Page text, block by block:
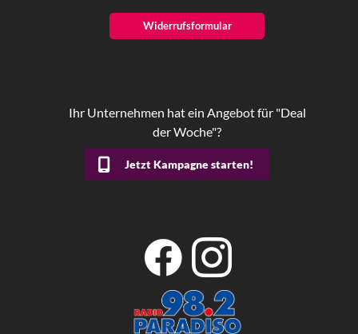
Widerrufsformular
Ihr Unternehmen hat ein Angebot für "Deal
der Woche"?
Jetzt Kampagne starten!